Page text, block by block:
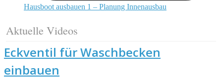
Hausboot ausbauen 1 – Planung Innenausbau
Aktuelle Videos
Eckventil für Waschbecken
einbauen